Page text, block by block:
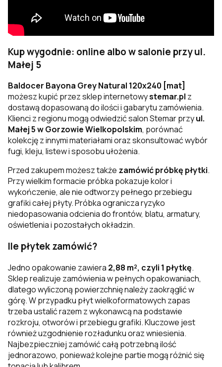
Kup wygodnie: online albo w salonie przy ul.
Małej 5
Baldocer Bayona Grey Natural 120x240 [mat]
możesz kupić przez sklep internetowystemar.pl z
dostawą dopasowaną do ilości i gabarytu zamówienia.
Klienci z regionu mogą odwiedzić salon Stemar przyul.
Małej 5 w Gorzowie Wielkopolskim, porównać
kolekcję z innymi materiałami oraz skonsultować wybór
fugi, kleju, listew i sposobu ułożenia.
Przed zakupem możesz także zamówić próbkę płytki.
Przy wielkim formacie próbka pokazuje kolor i
wykończenie, ale nie odtworzy pełnego przebiegu
grafiki całej płyty. Próbka ogranicza ryzyko
niedopasowania odcienia do frontów, blatu, armatury,
oświetlenia i pozostałych okładzin.
Ile płytek zamówić?
Jedno opakowanie zawiera 2,88 m², czyli 1 płytkę.
Sklep realizuje zamówienia w pełnych opakowaniach,
dlatego wyliczoną powierzchnię należy zaokrąglić w
górę. W przypadku płyt wielkoformatowych zapas
trzeba ustalić razem z wykonawcą na podstawie
rozkroju, otworów i przebiegu grafiki. Kluczowe jest
również uzgodnienie rozładunku oraz wniesienia.
Najbezpieczniej zamówić całą potrzebną ilość
jednorazowo, ponieważ kolejne partie mogą różnić się